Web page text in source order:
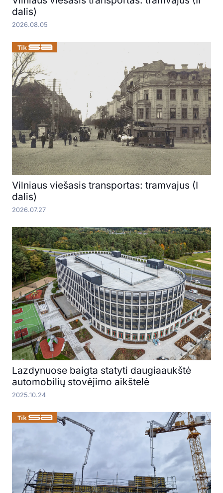
dalis)
2026.08.05
Vilniaus viešasis transportas: tramvajus (I
dalis)
2026.07.27
Lazdynuose baigta statyti daugiaaukštė
automobilių stovėjimo aikštelė
2025.10.24